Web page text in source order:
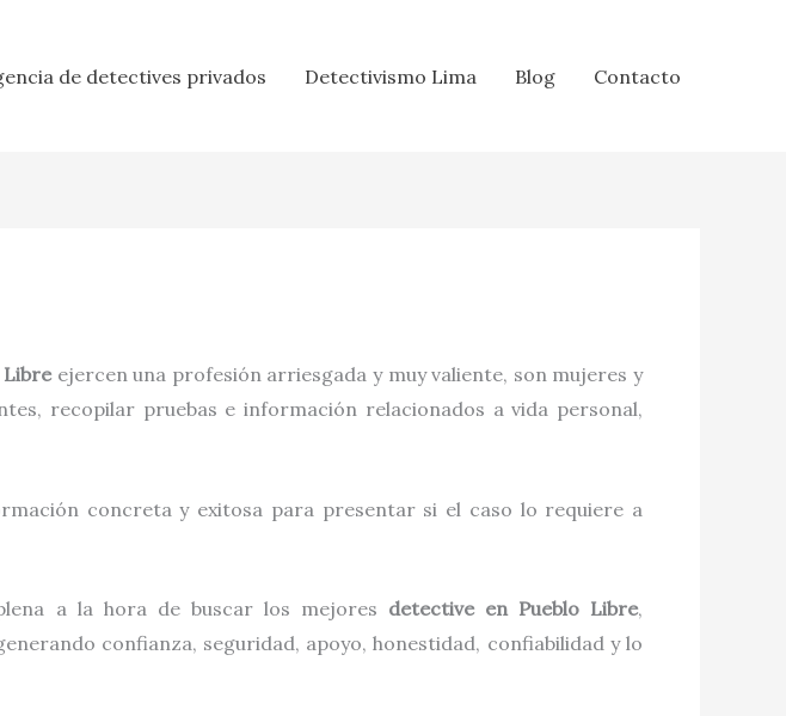
de detectives privados Detectivismo Lima Blog Contacto
Libre ejercen una profesión arriesgada y muy valiente, son mujeres y
recopilar pruebas e información relacionados a vida personal,
concreta y exitosa para presentar si el caso lo requiere a
a la hora de buscar los mejores detective en Pueblo Libre,
confianza, seguridad, apoyo, honestidad, confiabilidad y lo